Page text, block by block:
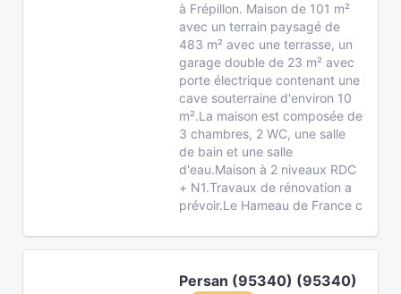
à Frépillon. Maison de 101 m²
avec un terrain paysagé de
483 m² avec une terrasse, un
garage double de 23 m² avec
porte électrique contenant une
cave souterraine d'environ 10
m².La maison est composée de
3 chambres, 2 WC, une salle
de bain et une salle
d'eau.Maison à 2 niveaux RDC
+ N1.Travaux de rénovation a
prévoir.Le Hameau de France c
Persan (95340) (95340)